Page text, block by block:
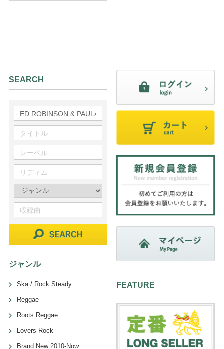
SEARCH
ジャンル
Ska / Rock Steady
Reggae
Roots Reggae
Lovers Rock
Brand New 2010-Now
FEATURE